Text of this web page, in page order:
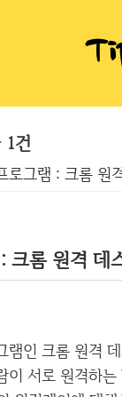
1건
로그램 : 크롬 원
크롬 원격 데
램인 크롬 원격
이 서로 원격하